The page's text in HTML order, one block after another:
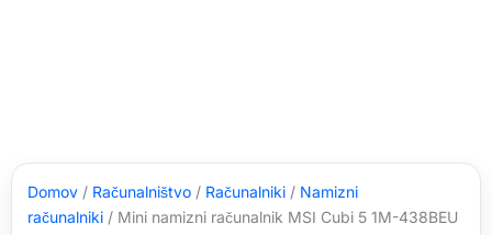
Domov / Računalništvo / Računalniki / Namizni
računalniki / Mini namizni računalnik MSI Cubi 5 1M-438BEU